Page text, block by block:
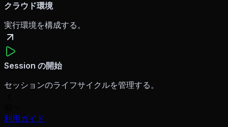
クラウド環境
実行環境を構成する。
Session の開始
セッションのライフサイクルを管理する。
利用ガイド